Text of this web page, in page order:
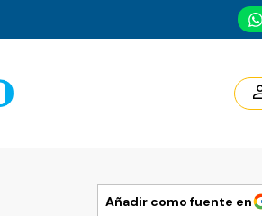
Añadir como fuente en